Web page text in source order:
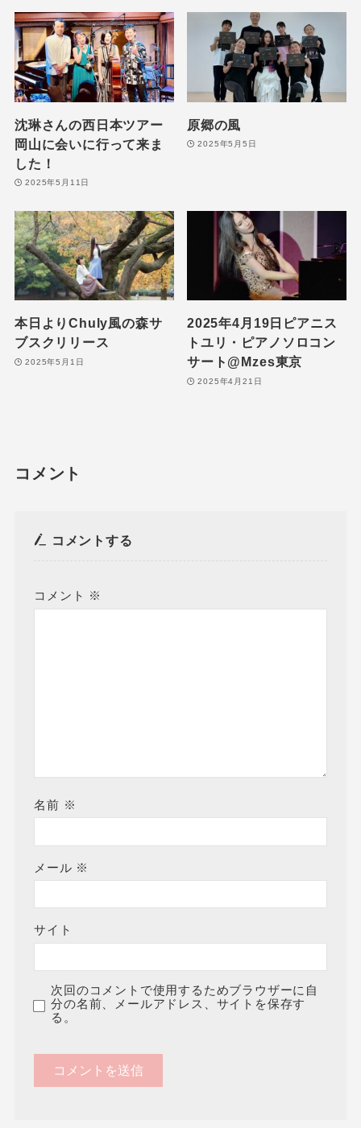
沈琳さんの西日本ツアー
岡山に会いに行って来ま
した！
2025年5月11日
原郷の風
2025年5月5日
本日よりChuly風の森サ
ブスクリリース
2025年5月1日
2025年4月19日ピアニス
トユリ・ピアノソロコン
サート@Mzes東京
2025年4月21日
コメント
コメントする
コメント ※
名前 ※
メール ※
サイト
次回のコメントで使用するためブラウザーに自
分の名前、メールアドレス、サイトを保存す
る。